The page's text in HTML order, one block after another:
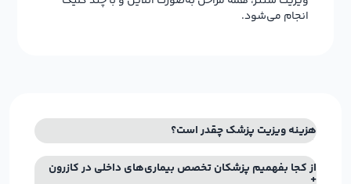
انجام می‌شود.
هزینه ویزیت پزشک چقدر است؟
از کجا بفهمیم پزشکان تخصص بیماری‌های داخلی در کازرون